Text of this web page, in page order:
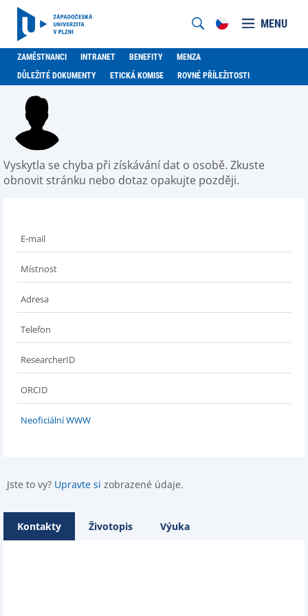
MENU
ZAMĚSTNANCI INTRANET BENEFITY
MENZA
DŮLEŽITÉ DOKUMENTY
ETICKÁ KOMISE ROVNÉ PŘÍLEŽITOSTI
Vyskytla se chyba při získávání dat o osobě. Zkuste
obnovit stránku nebo dotaz opakujte později.
E-mail
Místnost
Adresa
Telefon
ResearcherID
ORCID
Neoficiální WWW
Jste to vy? Upravte si zobrazené údaje.
Kontakty Životopis Výuka